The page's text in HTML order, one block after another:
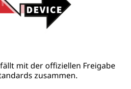
mit der offiziellen Freigabe
zusammen.